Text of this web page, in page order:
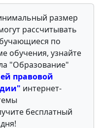
размер
рассчитывать
по
обучения, узнайте
"Образование"
правовой
интернет-
бесплатный